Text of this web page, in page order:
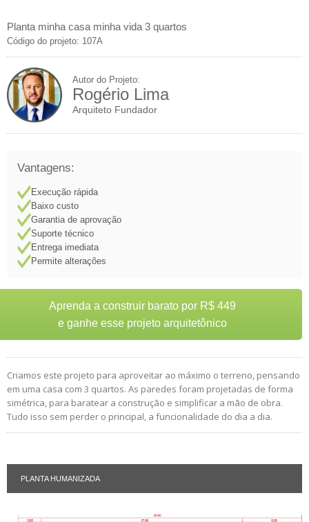
Planta minha casa minha vida 3 quartos
Código do projeto: 107A
Autor do Projeto:
Rogério Lima
Arquiteto Fundador
Vantagens:
Execução rápida
Baixo custo
Garantia de aprovação
Suporte técnico
Entrega imediata
Permite alterações
Aprenda a construir barato por R$ 449
e ganhe esse projeto arquitetônico
Criamos este projeto para aproveitar ao máximo o terreno, pensando
em uma casa com 3 quartos. As paredes foram projetadas de forma
simétrica, para baratear a construção e simplificar a mão de obra.
Tudo isso sem perder o principal, a funcionalidade do dia a dia.
PLANTA HUMANIZADA